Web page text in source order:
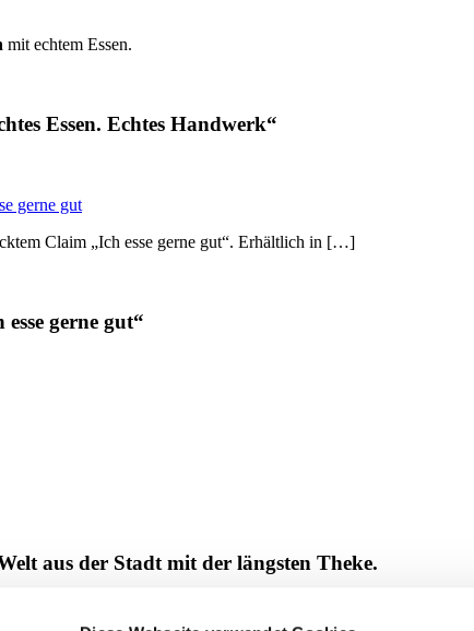
mit echtem Essen.
Essen. Echtes Handwerk“
Claim „Ich esse gerne gut“. Erhältlich in […]
gerne gut“
aus der Stadt mit der längsten Theke.